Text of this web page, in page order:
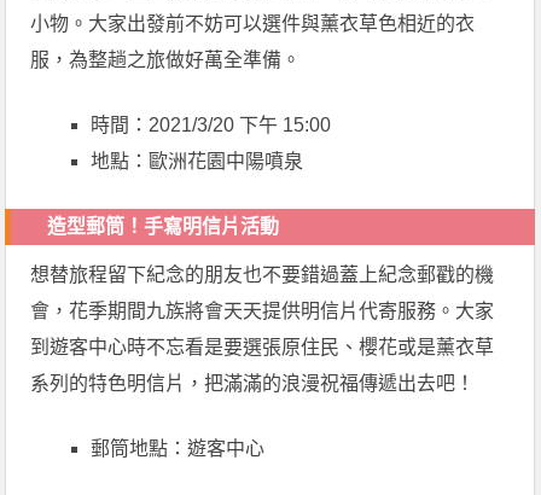
小物。大家出發前不妨可以選件與薰衣草色相近的衣
服，為整趟之旅做好萬全準備。
時間：2021/3/20 下午 15:00
地點：歐洲花園中陽噴泉
造型郵筒！手寫明信片活動
想替旅程留下紀念的朋友也不要錯過蓋上紀念郵戳的機
會，花季期間九族將會天天提供明信片代寄服務。大家
到遊客中心時不忘看是要選張原住民、櫻花或是薰衣草
系列的特色明信片，把滿滿的浪漫祝福傳遞出去吧！
郵筒地點：遊客中心